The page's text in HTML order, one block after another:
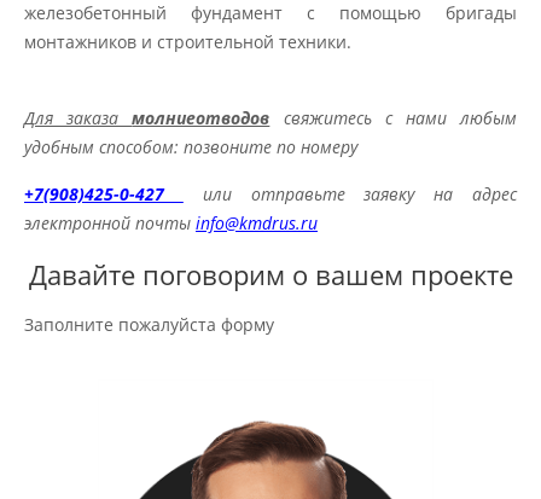
железобетонный фундамент с помощью бригады
монтажников и строительной техники.
Для заказамолниеотводов
свяжитесь с нами любым
удобным способом: позвоните по номеру
+7(908)425-0-427
или отправьте заявку на адрес
электронной почты info@kmdrus.ru
Давайте поговорим о вашем проекте
Заполните пожалуйста форму